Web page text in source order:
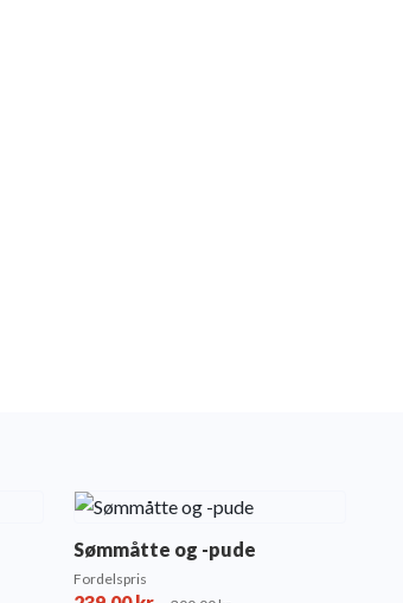
Sømmåtte og -pude
Fordelspris